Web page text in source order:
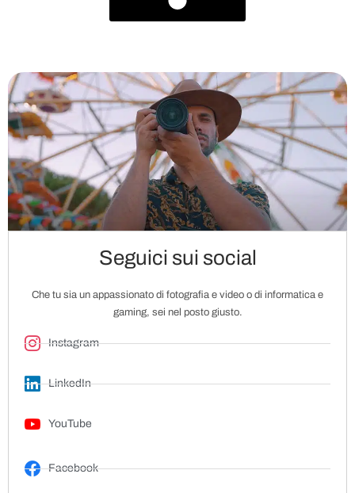
Seguici sui social
Che tu sia un appassionato di fotografia e video o di informatica e
gaming, sei nel posto giusto.
Instagram
LinkedIn
YouTube
Facebook